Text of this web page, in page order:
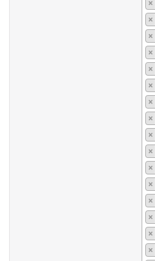
×
×
×
×
×
×
×
×
×
×
×
×
×
×
×
×